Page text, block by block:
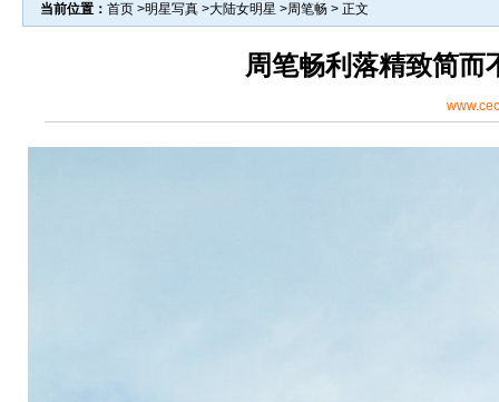
当前位置： 首页 >明星写真 >大陆女明星 >周笔畅 > 正文
周笔畅利落精致简而